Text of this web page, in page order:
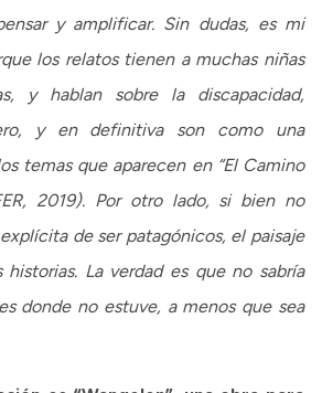
y amplificar. Sin dudas, es mi
los relatos tienen a muchas niñas
y hablan sobre la discapacidad,
y en definitiva son como una
temas que aparecen en “El Camino
2019). Por otro lado, si bien no
de ser patagónicos, el paisaje
La verdad es que no sabría
donde no estuve, a menos que sea